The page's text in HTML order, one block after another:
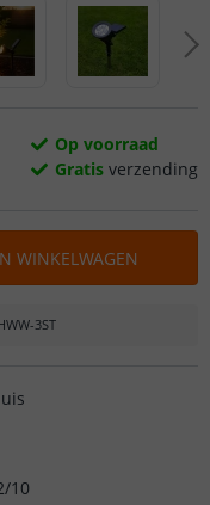
Op voorraad
Gratis verzending
WINKELWAGEN
3ST
10